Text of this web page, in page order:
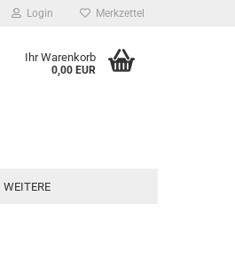
Login Merkzettel
Ihr Warenkorb
0,00 EUR
WEITERE